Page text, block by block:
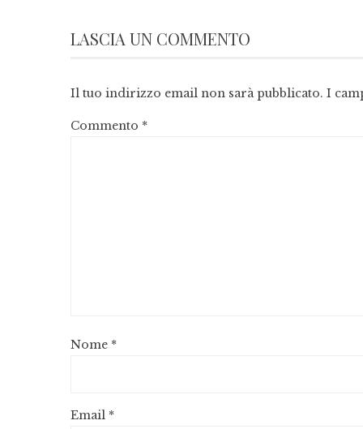
LASCIA UN COMMENTO
Il tuo indirizzo email non sarà pubblicato. I
Commento *
Nome *
Email *